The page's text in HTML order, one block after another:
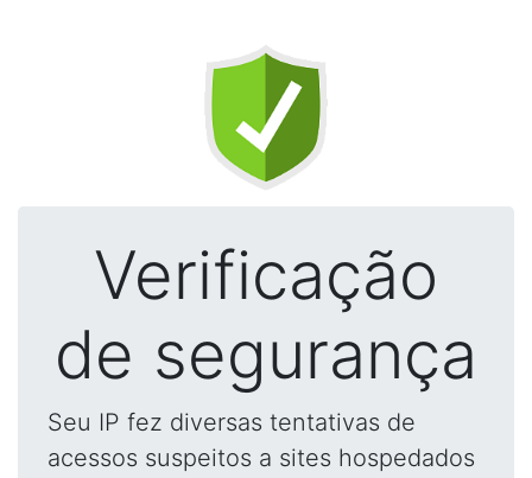
Verificação
de segurança
Seu IP fez diversas tentativas de
acessos suspeitos a sites hospedados